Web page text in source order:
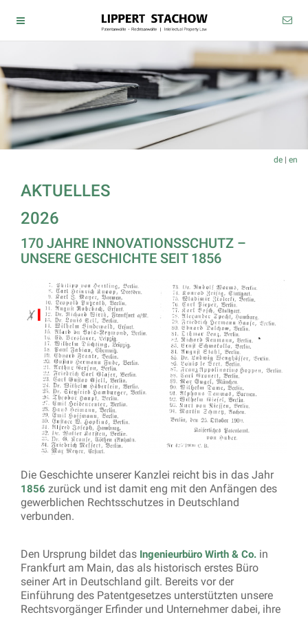
de | en
AKTUELLES
2026
170 JAHRE INNOVATIONSSCHUTZ –
UNSERE GESCHICHTE SEIT 1856
Die Geschichte unserer Kanzlei reicht bis in das Jahr
1856 zurück und ist damit eng mit den Anfängen des
gewerblichen Rechtsschutzes in Deutschland
verbunden.
Den Ursprung bildet das Ingenieurbüro Wirth & Co. in
Frankfurt am Main, das als historisch erstes Büro
seiner Art in Deutschland gilt. Bereits vor der
Einführung des Patentgesetzes unterstützten unsere
Rechtsvorgänger Erfinder und Unternehmer dabei, ihre